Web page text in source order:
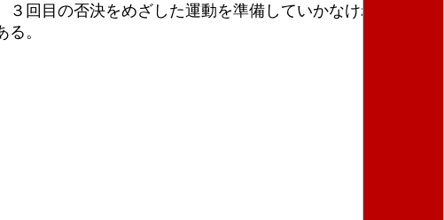
回目の否決をめざした運動を準備していかなければなら
。